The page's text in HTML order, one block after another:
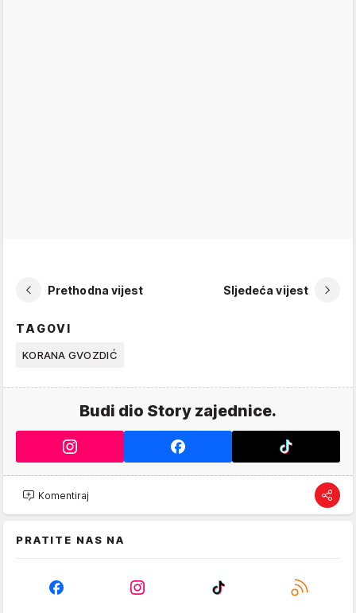
Prethodna vijest Sljedeća vijest
TAGOVI
KORANA GVOZDIĆ
Budi dio Story zajednice.
Komentiraj
PRATITE NAS NA